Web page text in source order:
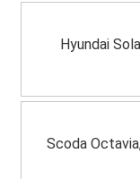
Hyundai
Scoda